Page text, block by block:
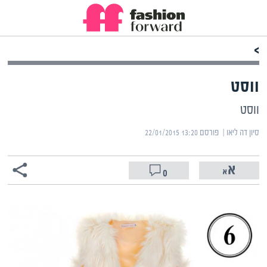
>
ווסט
ווסט
סיון דה ליאו | ‏פורסם ‎22/01/2015 13:20
0